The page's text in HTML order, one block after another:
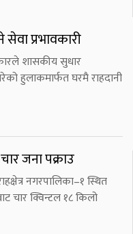
प्रभावकारी
शासकीय सुधार
हुलाकमार्फत घरमै राहदानी
जना पक्राउ
नगरपालिका–१ स्थित
चार क्विन्टल १८ किलो